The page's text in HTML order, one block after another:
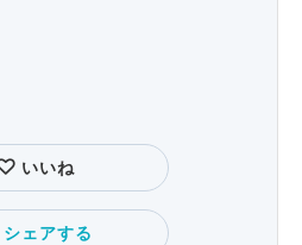
いいね
シェアする